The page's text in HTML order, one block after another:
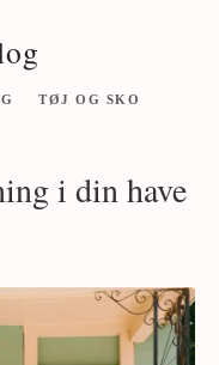
TØJ OG SKO
i din have